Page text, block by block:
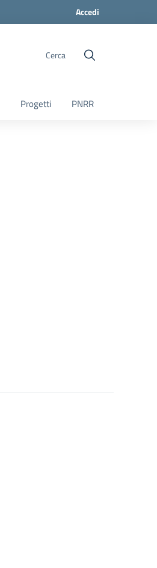
Accedi
Cerca
Progetti PNRR